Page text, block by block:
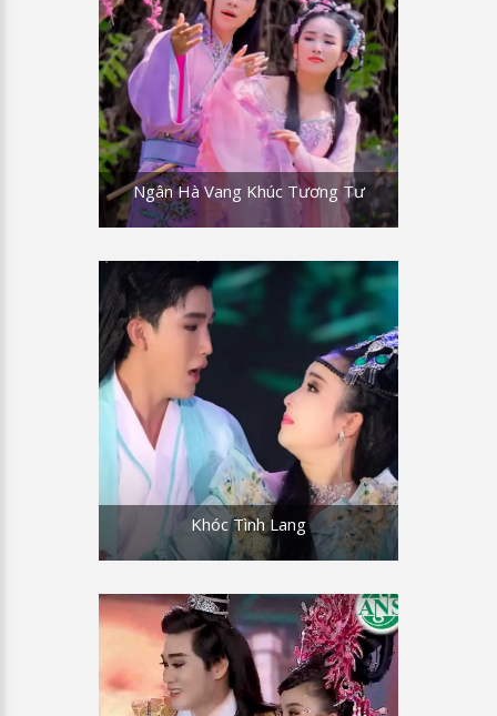
nhục rửa muôn ngàn sông Hoàng
ĐMH: Nhưng ta nào như bạo chúa, ta anh
minh nào như Trụ Vương.Hằng Nga hỡi!
chớ nên nặng lời, vì lòng quí yêu Hằng
Nga hát ca tuyệt vời, chớ... để lòng hoài
nghi, ta thật tâm quý yêu nàng.
HN: Vẫn bao lời ong bướm, vẫn đôi câu sỗ
ĐMH: Nàng hỡi chớ nên hững hờ! Hằng
Nga hỡi đến đây với Trẫm! Hằng Nga
HN: Không!
ĐMH: Hằng Nga!
HN:Là thiên tử xin người cẩn ngôn ,gìn giữ
chốn thiên môn nghiêm cấm giở thói trăng
hoa e rước họa cho mình
ĐMH: Hằng Nga!
gìn là thiên tử sao đắm mình vào tửu sắc
biết bao đời vua tan sự nghiệp vì họa thủy
hồng nhan, đây là tiên bồng đâu phải
chốn trần gian đừng để tiếng mang
Đường Minh Hoàng bất chính
Ngân Hà Vang Khúc Tương Tư
Khóc Tình Lang